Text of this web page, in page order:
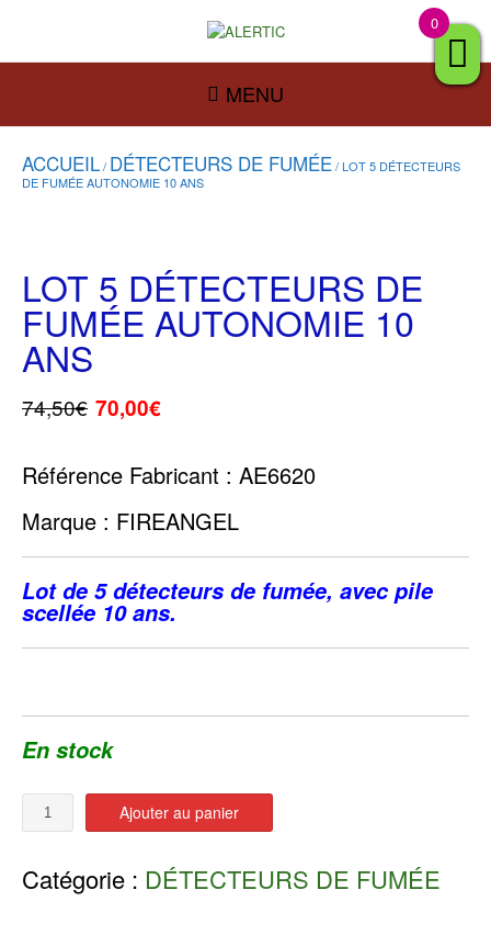
MENU
ACCUEIL/ DÉTECTEURS DE FUMÉE/ LOT 5 DÉTECTEURS
DE FUMÉE AUTONOMIE 10 ANS
LOT 5 DÉTECTEURS DE
FUMÉE AUTONOMIE 10
ANS
74,50€ 70,00€
Référence Fabricant : AE6620
Marque : FIREANGEL
Lot de 5 détecteurs de fumée, avec pile
scellée 10 ans.
En stock
Quantité Ajouter au panier
Catégorie : DÉTECTEURS DE FUMÉE
0